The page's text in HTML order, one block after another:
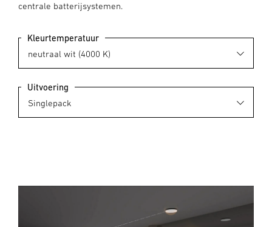
centrale batterijsystemen.
Kleurtemperatuur
Uitvoering